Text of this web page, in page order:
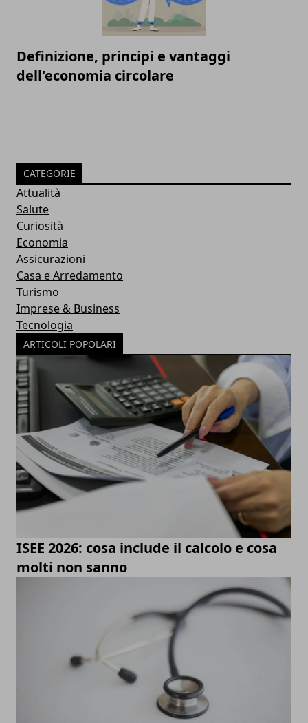
Definizione, principi e vantaggi
dell'economia circolare
CATEGORIE
Attualità
Salute
Curiosità
Economia
Assicurazioni
Casa e Arredamento
Turismo
Imprese & Business
Tecnologia
ARTICOLI POPOLARI
ISEE 2026: cosa include il calcolo e cosa
molti non sanno